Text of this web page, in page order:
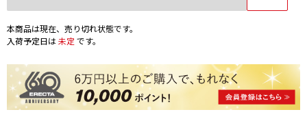
本商品は現在、売り切れ状態です。
入荷予定日は未定 です。